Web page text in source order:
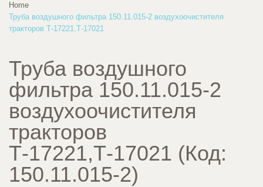
Home
Труба воздушного фильтра 150.11.015-2 воздухоочистителя
тракторов Т-17221,Т-17021
Труба воздушного
фильтра 150.11.015-2
воздухоочистителя
тракторов
Т-17221,Т-17021 (Код:
150.11.015-2)